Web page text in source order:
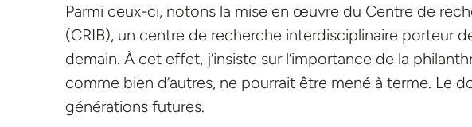
Parmi ceux-ci, notons la mise en œuvre du Centre de
(CRIB), un centre de recherche interdisciplinaire porteur
demain. À cet effet, j’insiste sur l’importance de la
comme bien d’autres, ne pourrait être mené à terme. Le
générations futures.